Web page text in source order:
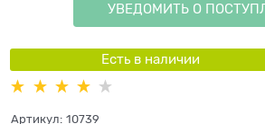
УВЕДОМИТЬ О
Есть в наличии
Артикул: 10739